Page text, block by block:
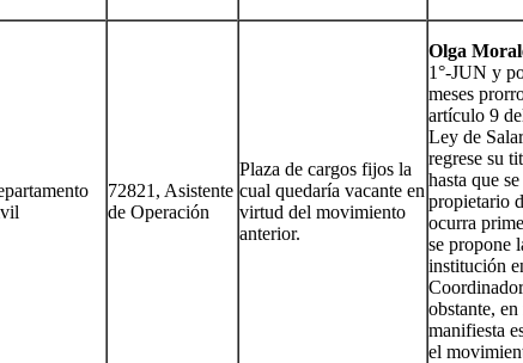
72821, Asistente
de Operación
Plaza de cargos fijos la
cual quedaría vacante en
virtud del movimiento
anterior.
Olga
1°-JUN y
meses
artículo 9
Ley de
regrese su
hasta que
propietario
ocurra
se propone
institución
obstante,
manifiesta
el